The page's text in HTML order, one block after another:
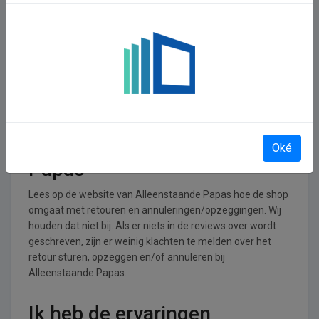
Alleenstaande Papas
operationeel
annuleren bij Alleenstaande
Papas
Lees op de website van Alleenstaande Papas hoe de shop
omgaat met retouren en annuleringen/opzeggingen. Wij
houden dat niet bij. Als er niets in de reviews over wordt
geschreven, zijn er weinig klachten te melden over het
retour sturen, opzeggen en/of annuleren bij
Alleenstaande Papas.
Ik heb de ervaringen
Oké